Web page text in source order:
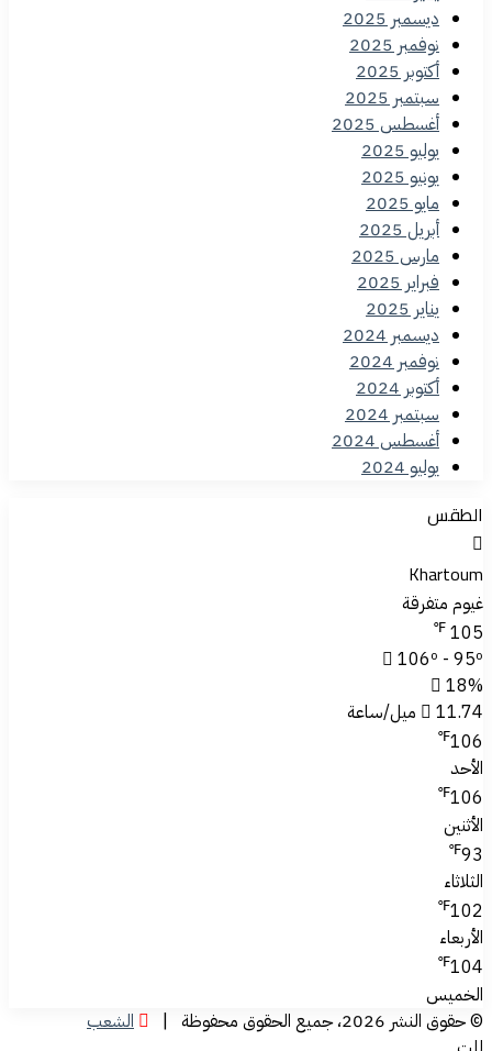
ديسمبر 2025
نوفمبر 2025
أكتوبر 2025
سبتمبر 2025
أغسطس 2025
يوليو 2025
يونيو 2025
مايو 2025
أبريل 2025
مارس 2025
فبراير 2025
يناير 2025
ديسمبر 2024
نوفمبر 2024
أكتوبر 2024
سبتمبر 2024
أغسطس 2024
يوليو 2024
الطقس
Khartoum
غيوم متفرقة
105
℉
106º - 95º
18%
11.74 ميل/ساعة
106
℉
الأحد
106
℉
الأثنين
93
℉
الثلاثاء
102
℉
الأربعاء
104
℉
الخميس
© حقوق النشر 2026، جميع الحقوق محفوظة |
الشعب